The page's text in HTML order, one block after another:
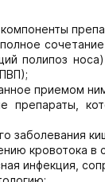
полипоз
приемом
заболевания
кровотока
инфекция,